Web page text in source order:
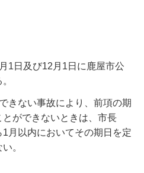
1日及び12月1日に鹿屋市公
きない事故により、前項の期
ができないときは、市長
月以内においてその期日を定
。